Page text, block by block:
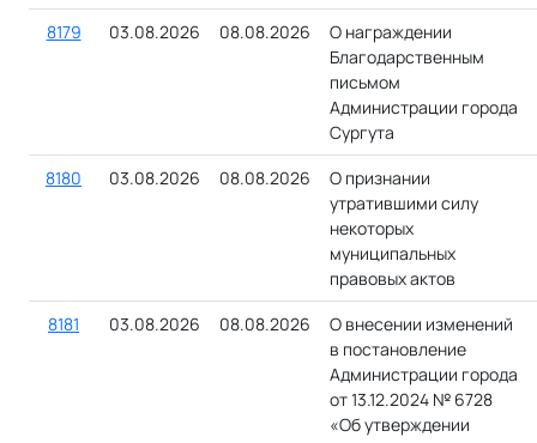
8179
03.08.2026 08.08.2026
О награждении
Благодарственным
письмом
Администрации города
Сургута
8180
03.08.2026 08.08.2026
О признании
утратившими cилу
некоторых
муниципальных
правовых актов
8181
03.08.2026 08.08.2026
О внесении изменений
в постановление
Администрации города
от 13.12.2024 № 6728
«Об утверждении